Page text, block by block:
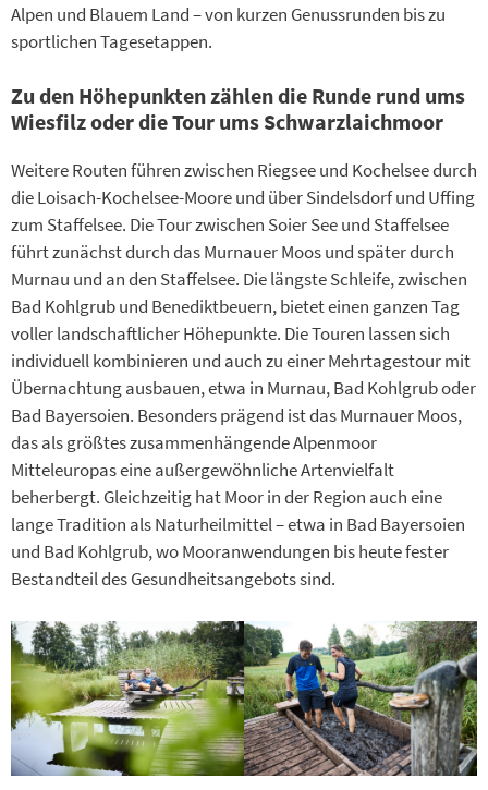
Alpen und Blauem Land – von kurzen Genussrunden bis zu
sportlichen Tagesetappen.
Zu den Höhepunkten zählen die Runde rund ums
Wiesfilz oder die Tour ums Schwarzlaichmoor
Weitere Routen führen zwischen Riegsee und Kochelsee durch
die Loisach-Kochelsee-Moore und über Sindelsdorf und Uffing
zum Staffelsee. Die Tour zwischen Soier See und Staffelsee
führt zunächst durch das Murnauer Moos und später durch
Murnau und an den Staffelsee. Die längste Schleife, zwischen
Bad Kohlgrub und Benediktbeuern, bietet einen ganzen Tag
voller landschaftlicher Höhepunkte. Die Touren lassen sich
individuell kombinieren und auch zu einer Mehrtagestour mit
Übernachtung ausbauen, etwa in Murnau, Bad Kohlgrub oder
Bad Bayersoien. Besonders prägend ist das Murnauer Moos,
das als größtes zusammenhängende Alpenmoor
Mitteleuropas eine außergewöhnliche Artenvielfalt
beherbergt. Gleichzeitig hat Moor in der Region auch eine
lange Tradition als Naturheilmittel – etwa in Bad Bayersoien
und Bad Kohlgrub, wo Mooranwendungen bis heute fester
Bestandteil des Gesundheitsangebots sind.